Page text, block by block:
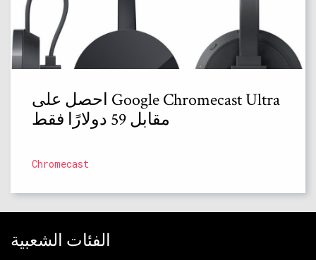
احصل على Google Chromecast Ultra
مقابل 59 دولارًا فقط
Chromecast
الفئات الشعبية